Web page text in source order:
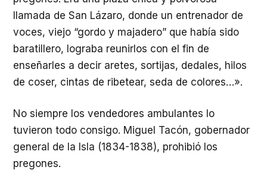
llamada de San Lázaro, donde un entrenador de
voces, viejo “gordo y majadero” que había sido
baratillero, lograba reunirlos con el fin de
enseñarles a decir aretes, sortijas, dedales, hilos
de coser, cintas de ribetear, seda de colores…».
No siempre los vendedores ambulantes lo
tuvieron todo consigo. Miguel Tacón, gobernador
general de la Isla (1834-1838), prohibió los
pregones.